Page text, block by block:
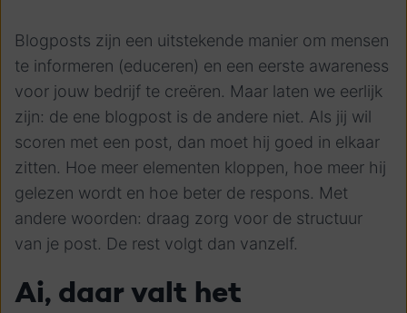
Blogposts zijn een uitstekende manier om mensen
te informeren (educeren) en een eerste awareness
voor jouw bedrijf te creëren. Maar laten we eerlijk
zijn: de ene blogpost is de andere niet. Als jij wil
scoren met een post, dan moet hij goed in elkaar
zitten. Hoe meer elementen kloppen, hoe meer hij
gelezen wordt en hoe beter de respons. Met
andere woorden: draag zorg voor de structuur
van je post. De rest volgt dan vanzelf.
Ai, daar valt het